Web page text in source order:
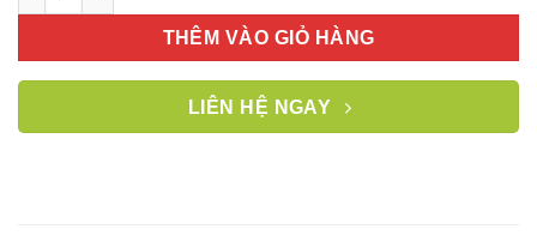
THÊM VÀO GIỎ HÀNG
LIÊN HỆ NGAY